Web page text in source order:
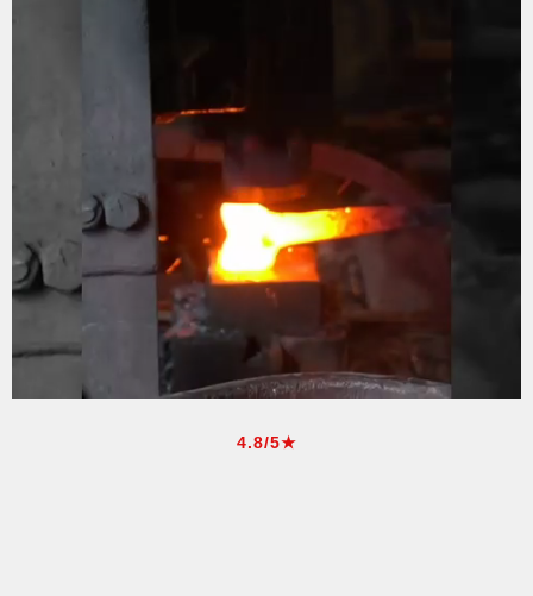
4.8/5★